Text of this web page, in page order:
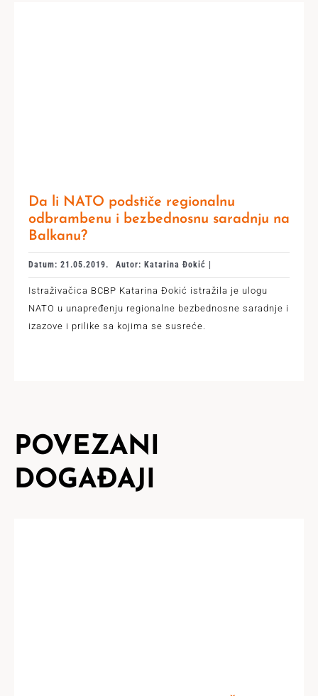
Da li NATO podstiče regionalnu
odbrambenu i bezbednosnu saradnju na
Balkanu?
Datum: 21.05.2019. Autor: Katarina Đokić |
Istraživačica BCBP Katarina Đokić istražila je ulogu
NATO u unapređenju regionalne bezbednosne saradnje i
izazove i prilike sa kojima se susreće.
POVEZANI
DOGAĐAJI